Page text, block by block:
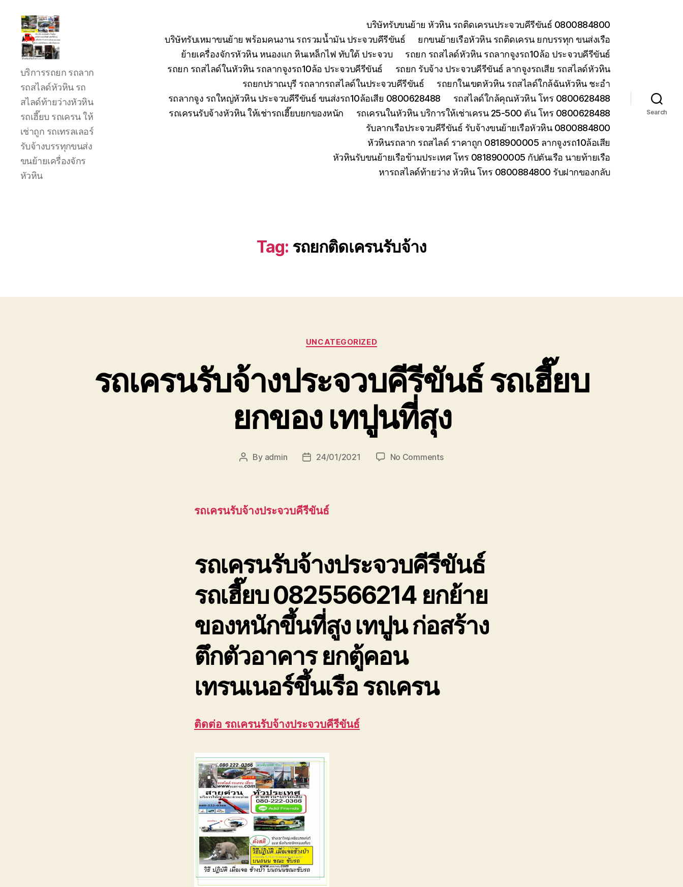
ลาก
รถ
สไลด์
เขต
หัวหิน
24
ชั่วโมง
ติดต่อ
โทร
บริการรถยก รถลาก
รถสไลด์หัวหิน รถ
สไลด์ท้ายว่างหัวหิน
รถเฮี๊ยบ รถเครน ให้
เช่าถูก รถเทรลเลอร์
รับจ้างบรรทุกขนส่ง
ขนย้ายเครื่องจักร
หัวหิน
บริษัทรับขนย้าย หัวหิน รถติดเครนประจวบคีรีขันธ์ 0800884800
บริษัทรับเหมาขนย้าย พร้อมคนงาน รถรวมน้ำมัน ประจวบคีรีขันธ์
ยกขนย้ายเรือหัวหิน รถติดเครน ยกบรรทุก ขนส่งเรือ
ย้ายเครื่องจักรหัวหิน หนองแก หินเหล็กไฟ ทับใต้ ประจวบ
รถยก รถสไลด์หัวหิน รถลากจูงรถ10ล้อ ประจวบคีรีขันธ์
รถยก รถสไลด์ในหัวหิน รถลากจูงรถ10ล้อ ประจวบคีรีขันธ์
รถยก รับจ้าง ประจวบคีรีขันธ์ ลากจูงรถเสีย รถสไลด์หัวหิน
รถยกปราณบุรี รถลากรถสไลด์ในประจวบคีรีขันธ์
รถยกในเขตหัวหิน รถสไลด์ใกล้ฉันหัวหิน ชะอำ
รถลากจูง รถใหญ่หัวหิน ประจวบคีรีขันธ์ ขนส่งรถ10ล้อเสีย 0800628488
รถสไลด์ใกล้คุณหัวหิน โทร 0800628488
รถเครนรับจ้างหัวหิน ให้เช่ารถเฮี๊ยบยกของหนัก
รถเครนในหัวหิน บริการให้เช่าเครน 25-500 ตัน โทร 0800628488
รับลากเรือประจวบคีรีขันธ์ รับจ้างขนย้ายเรือหัวหิน 0800884800
หัวหินรถลาก รถสไลด์ ราคาถูก 0818900005 ลากจูงรถ10ล้อเสีย
หัวหินรับขนย้ายเรือข้ามประเทศ โทร 0818900005 กัปตันเรือ นายท้ายเรือ
หารถสไลด์ท้ายว่าง หัวหิน โทร 0800884800 รับฝากของกลับ
Search
Tag: รถยกติดเครนรับจ้าง
Categories
UNCATEGORIZED
รถเครนรับจ้างประจวบคีรีขันธ์ รถเฮี๊ยบ
ยกของ เทปูนที่สุง
Post
By admin
Post24/01/2021 No Commentson
ของ
เทปูน
สุง
รถเครนรับจ้างประจวบคีรีขันธ์
รถเครนรับจ้างประจวบคีรีขันธ์
รถเฮี๊ยบ 0825566214 ยกย้าย
ของหนักขึ้นที่สูง เทปูน ก่อสร้าง
ตึกตัวอาคาร ยกตู้คอน
เทรนเนอร์ขึ้นเรือ รถเครน
ติดต่อ รถเครนรับจ้างประจวบคีรีขันธ์